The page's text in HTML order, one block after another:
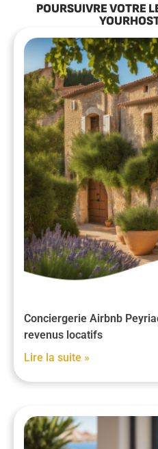
POURSUIVRE VOTRE
Conciergerie Airbnb
revenus locatifs
Lire la suite »